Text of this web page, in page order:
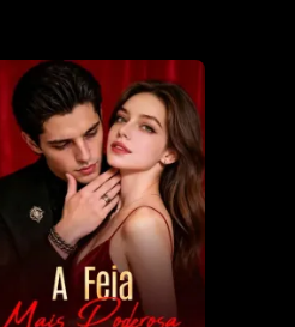
EP 35 EP 36
EP 38 EP 39